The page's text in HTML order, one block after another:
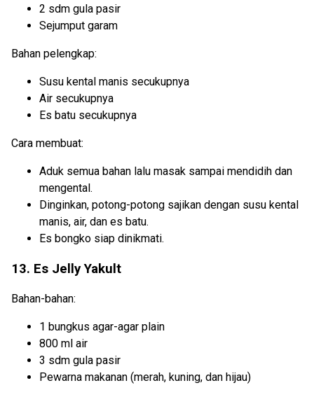
2 sdm gula pasir
Sejumput garam
Bahan pelengkap:
Susu kental manis secukupnya
Air secukupnya
Es batu secukupnya
Cara membuat:
Aduk semua bahan lalu masak sampai mendidih dan
mengental.
Dinginkan, potong-potong sajikan dengan susu kental
manis, air, dan es batu.
Es bongko siap dinikmati.
13. Es Jelly Yakult
Bahan-bahan:
1 bungkus agar-agar plain
800 ml air
3 sdm gula pasir
Pewarna makanan (merah, kuning, dan hijau)